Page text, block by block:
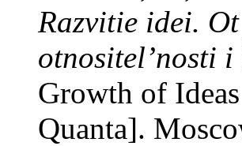
Razvitie idei.
otnositel’nosti i
Growth of
Quanta].